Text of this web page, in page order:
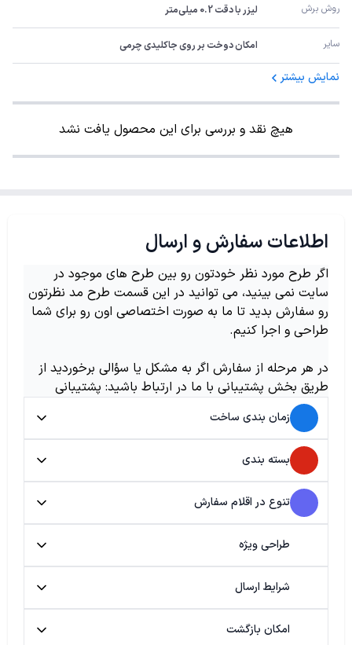
روش برش لیزر با دقت 0.2 میلی‌متر
سایر امکان دوخت بر روی جاکلیدی چرمی
نمایش بیشتر
هیچ نقد و بررسی برای این محصول یافت نشد
اطلاعات سفارش و ارسال
اگر طرح مورد نظر خودتون رو بین طرح های موجود در
سایت نمی بینید، می توانید در این قسمت طرح مد نظرتون
رو سفارش بدید تا ما به صورت اختصاصی اون رو برای شما
طراحی و اجرا کنیم.
در هر مرحله از سفارش اگر به مشکل یا سؤالی برخوردید از
طریق بخش پشتیبانی با ما در ارتباط باشید: پشتیبانی
زمان بندی ساخت
بسته بندی
تنوع در اقلام سفارش
طراحی ویژه
شرایط ارسال
امکان بازگشت